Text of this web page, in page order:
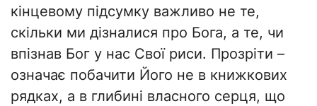
кінцевому підсумку важливо не те,
скільки ми дізналися про Бога, а те, чи
впізнав Бог у нас Свої риси. Прозріти –
означає побачити Його не в книжкових
рядках, а в глибині власного серця, що